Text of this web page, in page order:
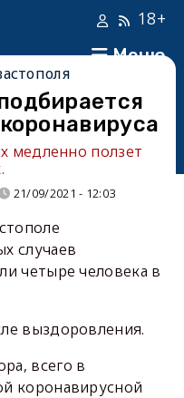
Меню
18+
медленно ползет
21/09/2021 - 12:03
случаев
четыре человека в
выздоровления.
всего в
коронавирусной